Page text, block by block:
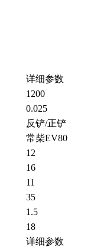
详细参数
1200
0.025
反铲/正铲
常柴EV80
12
16
11
35
1.5
18
详细参数